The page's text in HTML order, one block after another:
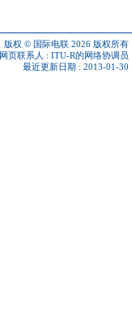
版权 © 国际电联 2026 版权所有
页联系人 : ITU-R的网络协调员
最近更新日期 : 2013-01-30